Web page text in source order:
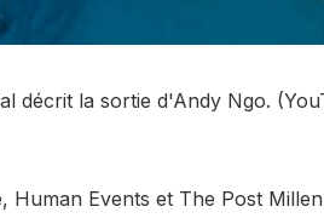
décrit la sortie d'Andy Ngo.
Human Events et The Post